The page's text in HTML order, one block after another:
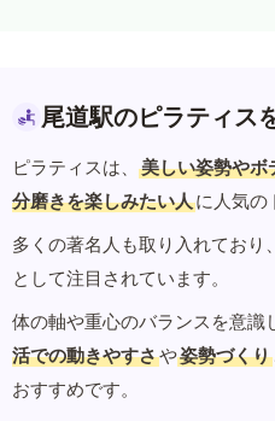
尾道駅のピラティス
ピラティスは、 美しい姿勢やボ
分磨きを楽しみたい人に人気の
多くの著名人も取り入れており
として注目されています。
体の軸や重心のバランスを意識
活での動きやすさや姿勢づくり
おすすめです。